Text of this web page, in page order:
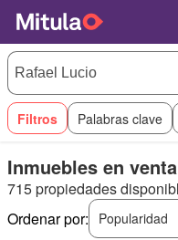
Filtros Palabras clave
Inmuebles en
715 propiedades
Ordenar por:
Popularidad